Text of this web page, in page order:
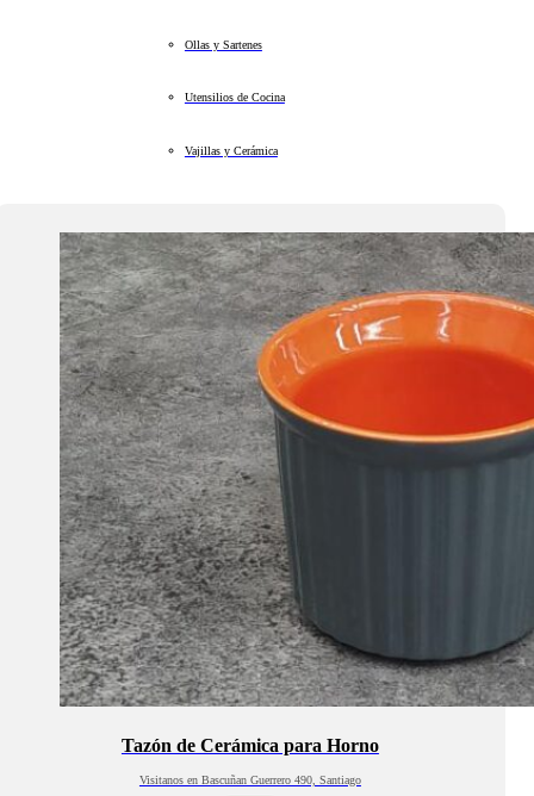
Ollas y Sartenes
Utensilios de Cocina
Vajillas y Cerámica
Tazón de Cerámica para Horno
Visitanos en Bascuñan Guerrero 490, Santiago